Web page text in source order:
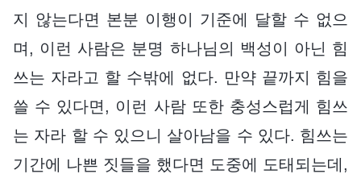
지 않는다면 본분 이행이 기준에 달할 수 없으
며, 이런 사람은 분명 하나님의 백성이 아닌 힘
쓰는 자라고 할 수밖에 없다. 만약 끝까지 힘을
쓸 수 있다면, 이런 사람 또한 충성스럽게 힘쓰
는 자라 할 수 있으니 살아남을 수 있다. 힘쓰는
기간에 나쁜 짓들을 했다면 도중에 도태되는데,